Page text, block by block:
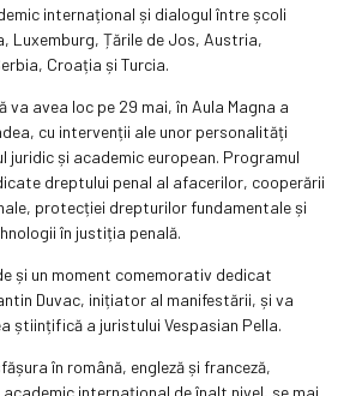
internațional și dialogul între școli
Luxemburg, Țările de Jos, Austria,
Croația și Turcia.
va avea loc pe 29 mai, în Aula Magna a
cu intervenții ale unor personalități
juridic și academic european. Programul
dreptului penal al afacerilor, cooperării
protecției drepturilor fundamentale și
în justiția penală.
și un moment comemorativ dedicat
Duvac, inițiator al manifestării, și va
științifică a juristului Vespasian Pella.
în română, engleză și franceză,
internațional de înalt nivel, se mai